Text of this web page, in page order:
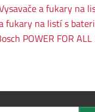
a fukary na
fukary na listí s
POWER FOR